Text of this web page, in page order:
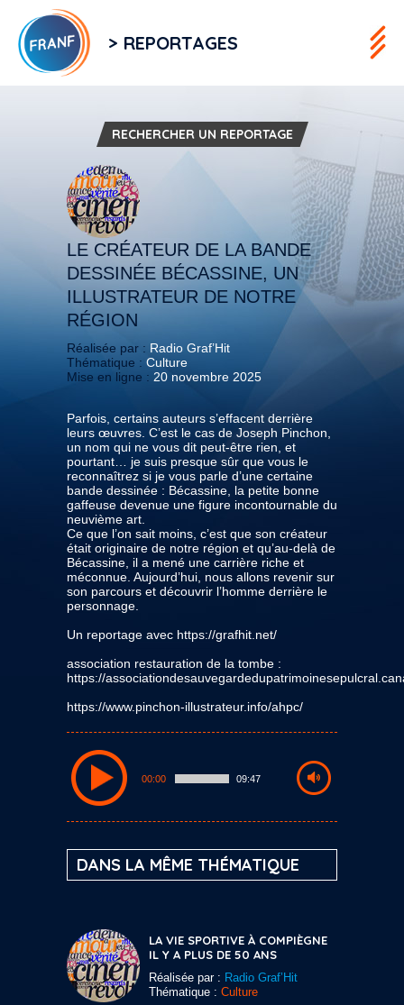
> REPORTAGES
RECHERCHER UN REPORTAGE
LE CRÉATEUR DE LA BANDE
DESSINÉE BÉCASSINE, UN
ILLUSTRATEUR DE NOTRE
RÉGION
Réalisée par : Radio Graf’Hit
Thématique : Culture
Mise en ligne : 20 novembre 2025
Parfois, certains auteurs s’effacent derrière
leurs œuvres. C’est le cas de Joseph Pinchon,
un nom qui ne vous dit peut-être rien, et
pourtant… je suis presque sûr que vous le
reconnaîtrez si je vous parle d’une certaine
bande dessinée : Bécassine, la petite bonne
gaffeuse devenue une figure incontournable du
neuvième art.
Ce que l’on sait moins, c’est que son créateur
était originaire de notre région et qu’au-delà de
Bécassine, il a mené une carrière riche et
méconnue. Aujourd’hui, nous allons revenir sur
son parcours et découvrir l’homme derrière le
personnage.
Un reportage avec https://grafhit.net/
association restauration de la tombe :
https://
https://www.pinchon-illustrateur.info/ahpc/
00:00 09:47
DANS LA MÊME THÉMATIQUE
LA VIE SPORTIVE À COMPIÈGNE
IL Y A PLUS DE 50 ANS
Réalisée par : Radio Graf’Hit
Thématique : Culture